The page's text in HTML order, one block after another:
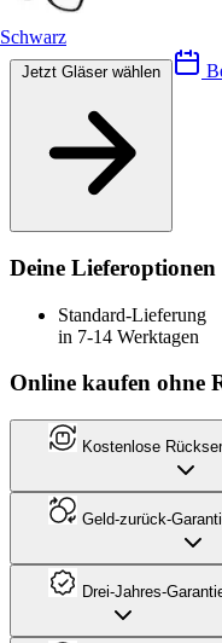
Schwarz
Deine Lieferoptionen
Standard-Lieferung
in 7-14 Werktagen
Online kaufen ohne
Kostenlose
Geld-zurück-
Drei-Jahres-